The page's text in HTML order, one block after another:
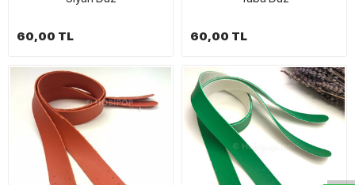
WhtsappDeseHatt
60,00 TL 60,00 TL